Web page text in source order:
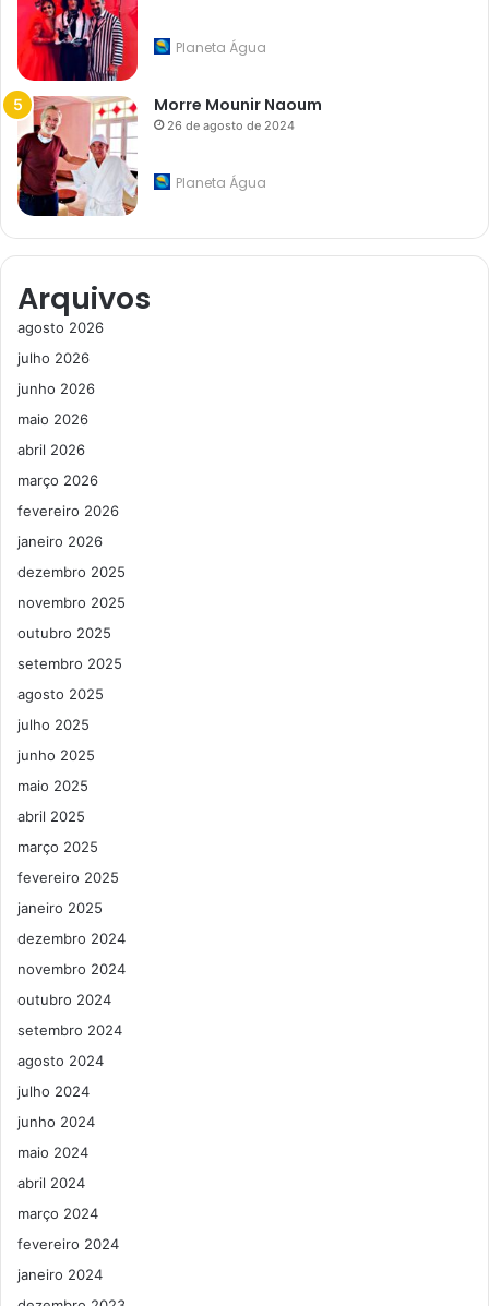
Planeta Água
Morre Mounir Naoum
26 de agosto de 2024
Planeta Água
Arquivos
agosto 2026
julho 2026
junho 2026
maio 2026
abril 2026
março 2026
fevereiro 2026
janeiro 2026
dezembro 2025
novembro 2025
outubro 2025
setembro 2025
agosto 2025
julho 2025
junho 2025
maio 2025
abril 2025
março 2025
fevereiro 2025
janeiro 2025
dezembro 2024
novembro 2024
outubro 2024
setembro 2024
agosto 2024
julho 2024
junho 2024
maio 2024
abril 2024
março 2024
fevereiro 2024
janeiro 2024